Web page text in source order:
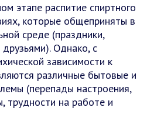
этапе распитие спиртного
которые общеприняты в
среде (праздники,
друзьями). Однако, с
зависимости к
различные бытовые и
(перепады настроения,
трудности на работе и